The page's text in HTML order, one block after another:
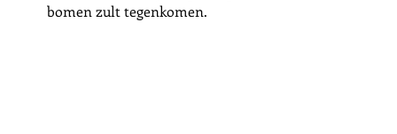
bomen zult tegenkomen.